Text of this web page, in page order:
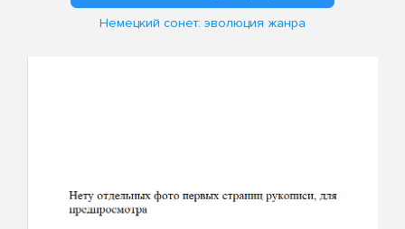
Немецкий сонет: эволюция жанра